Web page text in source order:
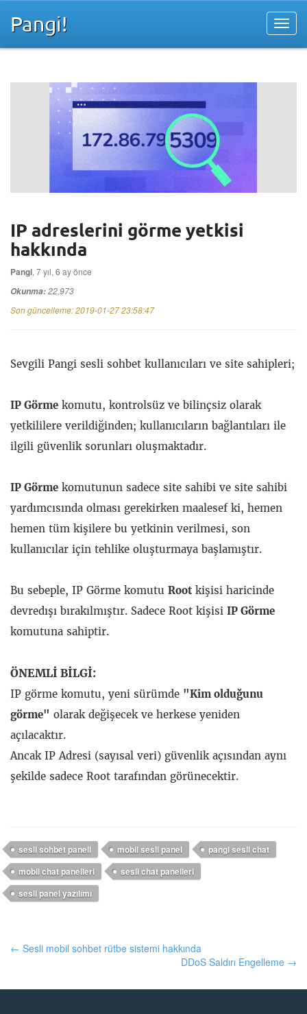
Pangi!
IP adreslerini görme yetkisi
hakkında
Pangi, 7 yıl, 6 ay önce
Okunma:22,973
Son güncelleme:2019-01-27 23:58:47
Sevgili Pangi sesli sohbet kullanıcıları ve site sahipleri;
IP Görme komutu, kontrolsüz ve bilinçsiz olarak
yetkililere verildiğinden; kullanıcıların bağlantıları ile
ilgili güvenlik sorunları oluşmaktadır.
IP Görme komutunun sadece site sahibi ve site sahibi
yardımcısında olması gerekirken maalesef ki, hemen
hemen tüm kişilere bu yetkinin verilmesi, son
kullanıcılar için tehlike oluşturmaya başlamıştır.
Bu sebeple, IP Görme komutu Root kişisi haricinde
devredışı bırakılmıştır. Sadece Root kişisi IP Görme
komutuna sahiptir.
ÖNEMLİ BİLGİ:
IP görme komutu, yeni sürümde "Kim olduğunu
görme" olarak değişecek ve herkese yeniden
açılacaktır.
Ancak IP Adresi (sayısal veri) güvenlik açısından aynı
şekilde sadece Root tarafından görünecektir.
sesli sohbet paneli mobil sesli panel
pangi sesli chat
mobil chat panelleri
sesli chat panelleri
sesli panel yazılımı
← Sesli mobil sohbet rütbe sistemi hakkında
DDoS Saldırı Engelleme →